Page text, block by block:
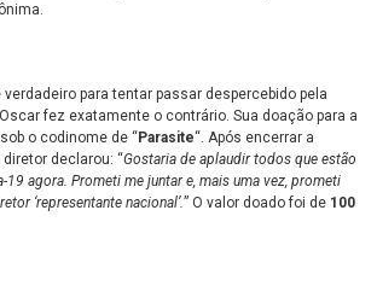
para tentar passar despercebido pela
fez exatamente o contrário. Sua doação para a
o codinome de “ Parasite“. Após encerrar a
declarou: “Gostaria de aplaudir todos que estão
19 agora. Prometi me juntar e, mais uma vez, prometi
‘representante nacional’.” O valor doado foi de 100